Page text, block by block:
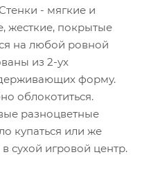
- мягкие и
жесткие, покрытые
на любой ровной
из 2-ух
форму.
облокотиться.
разноцветные
купаться или же
сухой игровой центр.